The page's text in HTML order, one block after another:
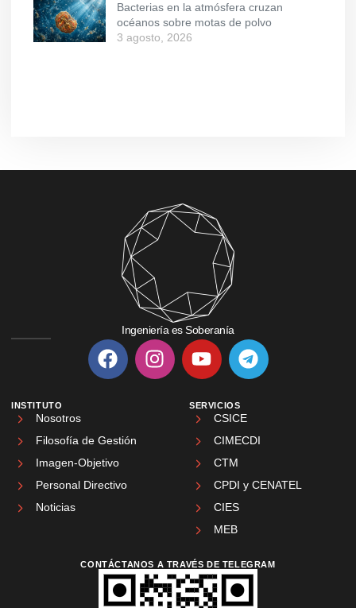
Bacterias en la atmósfera cruzan
océanos sobre motas de polvo
3 agosto, 2026
Ingeniería es Soberanía
INSTITUTO
Nosotros
Filosofía de Gestión
Imagen-Objetivo
Personal Directivo
Noticias
SERVICIOS
CSICE
CIMECDI
CTM
CPDI y CENATEL
CIES
MEB
CONTÁCTANOS A TRAVÉS DE TELEGRAM